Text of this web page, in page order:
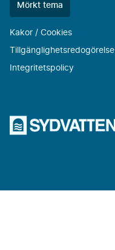
Mörkt tema
Kakor / Cookies
Tillgänglighetsredogörelse
Integritetspolicy